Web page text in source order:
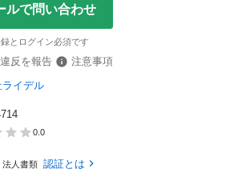
ルで問い合わせ
とログイン必須です
違反を報告
注意事項
イデル
0.0
法人書類 認証とは